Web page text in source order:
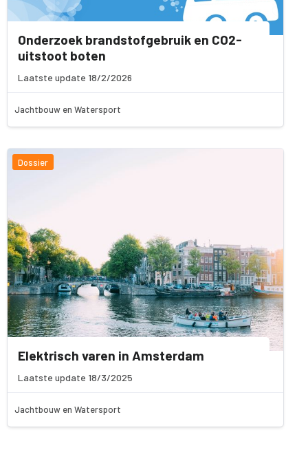
Onderzoek brandstofgebruik en CO2-
uitstoot boten
Laatste update 18/2/2026
Jachtbouw en Watersport
Dossier
Elektrisch varen in Amsterdam
Laatste update 18/3/2025
Jachtbouw en Watersport